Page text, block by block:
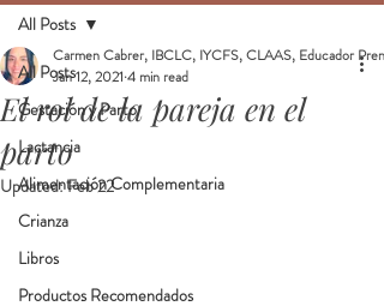
All Posts
Gestación y Parto
Lactancia
Alimentación Complementaria
Crianza
Libros
Productos Recomendados
All Posts
El rol de la pareja en el
parto
Carmen Cabrer, IBCLC, IYCFS, CLAAS, Educador
Jan 12, 2021 4 min read
Updated:Feb 22